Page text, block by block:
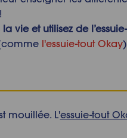
vie et utilisez de
l'essuie-tout Okay
mouillée. L'essuie-tout